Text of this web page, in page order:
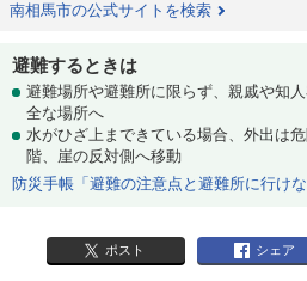
南相馬市の公式サイトを検索
避難するときは
避難場所や避難所に限らず、親戚や知
全な場所へ
水がひざ上まできている場合、外出は
階、崖の反対側へ移動
防災手帳「避難の注意点と避難所に行けな
ポスト シェア